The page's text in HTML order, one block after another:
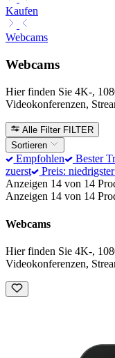
Kaufen
Webcams
Webcams
Hier finden Sie 4K-,
Videokonferenzen,
Alle Filter FILTER
Sortieren
Empfohlen Bester
zuerst
Preis:
Anzeigen 14 von 14
Anzeigen 14 von 14
Webcams
Hier finden Sie 4K-,
Videokonferenzen,